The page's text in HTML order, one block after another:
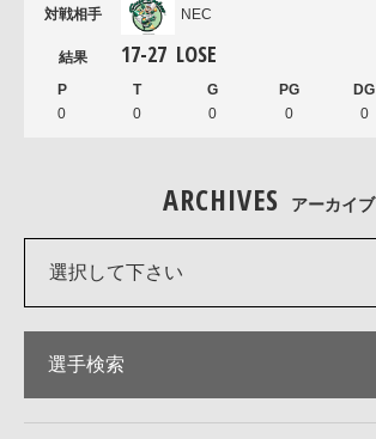
NEC
17-27 LOSE
0 0 0 0 0
ARCHIVES アーカイブ
選択して下さい
選手検索